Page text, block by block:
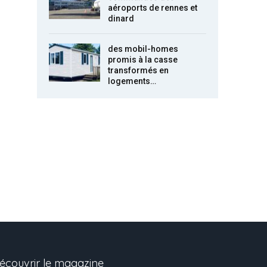
aéroports de rennes et
dinard
des mobil-homes
promis à la casse
transformés en
logements…
le magazine